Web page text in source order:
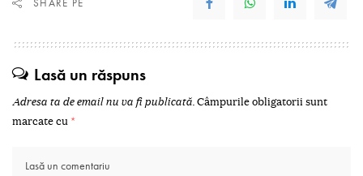
SHARE PE
Lasă un răspuns
Adresa ta de email nu va fi publicată.Câmpurile obligatorii sunt
marcate cu *